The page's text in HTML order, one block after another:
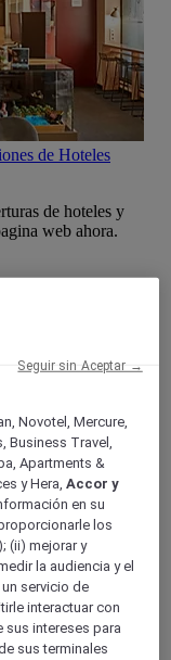
de Hoteles
de hoteles y
web ahora.
Accor+
Novotel, Mercure,
Business Travel,
Apartments &
y Hera,Accor y
en su
los
(ii) mejorar y
la audiencia y el
servicio de
interactuar con
sus intereses para
sus terminales
Seguir sin Aceptar →